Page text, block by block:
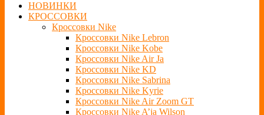
НОВИНКИ
КРОССОВКИ
Кроссовки Nike
Кроссовки Nike Lebron
Кроссовки Nike Kobe
Кроссовки Nike Air Ja
Кроссовки Nike KD
Кроссовки Nike Sabrina
Кроссовки Nike Kyrie
Кроссовки Nike Air Zoom GT
Кроссовки Nike A’ja Wilson